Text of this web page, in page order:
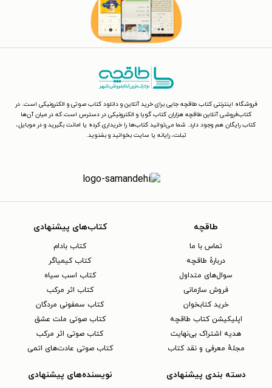
فروشگاه اینترنتی کتاب طاقچه جایی برای خرید آنلاین و دانلود کتاب صوتی و الکترونیکی است. در
کتاب‌فروشی آنلاین طاقچه هزاران کتاب گویا و الکترونیکی در دسترس است که در میان آن‌ها
کتاب رایگان هم وجود دارد. شما می‌توانید کتاب‌ها را خریداری کرده یا امانت بگیرید و در موبایل،
تبلت، رایانه یا سایت بخوانید و بشنوید.
طاقچه
تماس با ما
دربارهٔ طاقچه
سوال‌های متداول
فروش سازمانی
خرید کتابخوان
اپلیکیشن کتاب طاقچه
هدیه اشتراک بی‌نهایت
مجلهٔ معرفی و نقد کتاب
کتاب‌های پیشنهادی
کتاب بادام
کتاب کیمیاگر
کتاب اسب سیاه
کتاب اثر مرکب
کتاب سمفونی مردگان
کتاب صوتی ملت عشق
کتاب صوتی اثر مرکب
کتاب صوتی عادت‌های اتمی
دسته بندی پیشنهادی نویسنده‌های پیشنهادی